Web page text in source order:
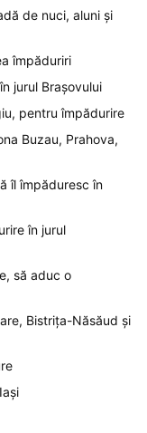
de nuci, aluni și
împăduriri
jurul Brașovului
pentru împădurire
Buzau, Prahova,
îl împăduresc în
în jurul
să aduc o
Bistrița-Năsăud și